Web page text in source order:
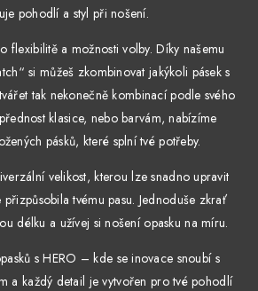
pohodlí a styl při nošení.
flexibilitě a možnosti volby. Díky našemu
si můžeš zkombinovat jakýkoli pásek s
tak nekonečně kombinací podle svého
klasice, nebo barvám, nabízíme
pásků, které splní tvé potřeby.
velikost, kterou lze snadno upravit
tvému pasu. Jednoduše zkrať
délku a užívej si nošení opasku na míru.
s HERO – kde se inovace snoubí s
a každý detail je vytvořen pro tvé pohodlí